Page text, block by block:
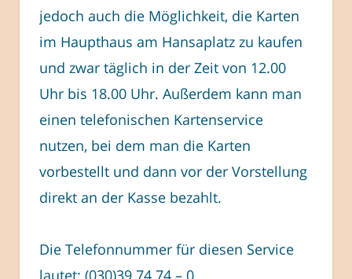
jedoch auch die Möglichkeit, die Karten
im Haupthaus am Hansaplatz zu kaufen
und zwar täglich in der Zeit von 12.00
Uhr bis 18.00 Uhr. Außerdem kann man
einen telefonischen Kartenservice
nutzen, bei dem man die Karten
vorbestellt und dann vor der Vorstellung
direkt an der Kasse bezahlt.
Die Telefonnummer für diesen Service